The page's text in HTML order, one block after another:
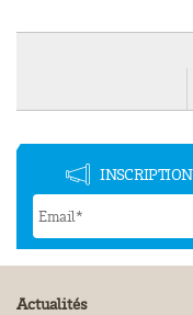
Actualités